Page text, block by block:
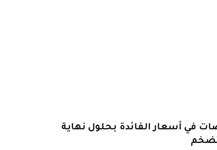
في أسعار الفائدة بحلول نهاية